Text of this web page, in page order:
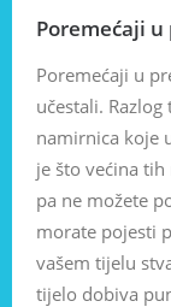
Poremećaji
Poremećaji u
učestali.
namirnica koje
je što većina
pa ne možete
morate pojesti
vašem tijelu
tijelo dobiva